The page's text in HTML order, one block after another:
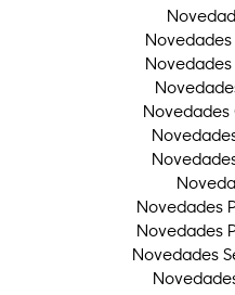
Novedades
Novedades
Novedades